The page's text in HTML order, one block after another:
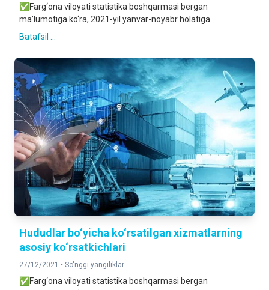
✅Farg‘ona viloyati statistika boshqarmasi bergan
ma’lumotiga ko‘ra, 2021-yil yanvar-noyabr holatiga
Batafsil ...
Hududlar bo‘yicha ko‘rsatilgan xizmatlarning
asosiy ko‘rsatkichlari
27/12/2021 • So'nggi yangiliklar
✅Farg‘ona viloyati statistika boshqarmasi bergan